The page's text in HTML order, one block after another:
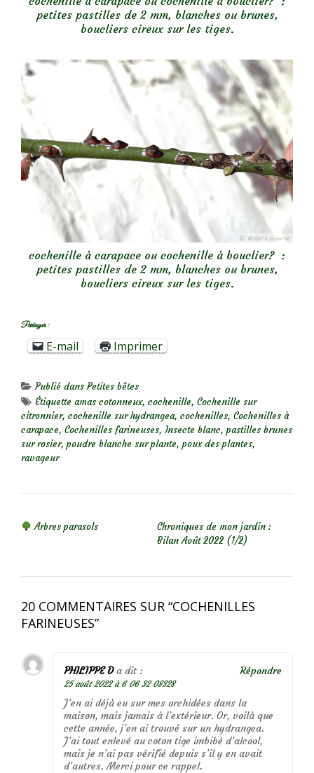
petites pastilles de 2 mm, blanches ou brunes,
boucliers cireux sur les tiges.
cochenille à carapace ou cochenille à bouclier? :
petites pastilles de 2 mm, blanches ou brunes,
boucliers cireux sur les tiges.
Partager :
E-mail Imprimer
Publié dansPetites bêtes
Étiquette amas cotonneux, cochenille, Cochenille sur
citronnier, cochenille sur hydrangea, cochenilles, Cochenilles à
carapace, Cochenilles farineuses, Insecte blanc, pastilles brunes
sur rosier, poudre blanche sur plante, poux des plantes,
ravageur
Arbres parasols
Chroniques de mon jardin :
Bilan Août 2022 (1/2)
20 COMMENTAIRES SUR “COCHENILLES
FARINEUSES”
PHILIPPE D a dit :
25 août 2022 à 6 06 32 08328
J’en ai déjà eu sur mes orchidées dans la
maison, mais jamais à l’extérieur. Or, voilà que
cette année, j’en ai trouvé sur un hydrangea.
J’ai tout enlevé au coton tige imbibé d’alcool,
mais je n’ai pas vérifié depuis s’il y en avait
d’autres. Merci pour ce rappel.
Répondre